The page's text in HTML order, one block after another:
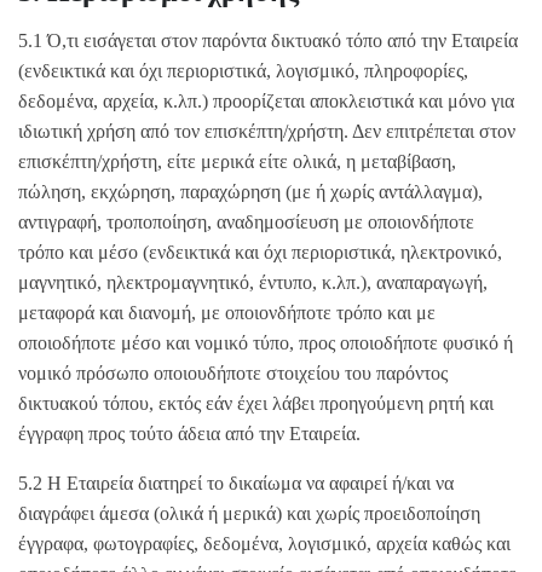
5.1 Ό,τι εισάγεται στον παρόντα δικτυακό τόπο από την Εταιρεία
(ενδεικτικά και όχι περιοριστικά, λογισμικό, πληροφορίες,
δεδομένα, αρχεία, κ.λπ.) προορίζεται αποκλειστικά και μόνο για
ιδιωτική χρήση από τον επισκέπτη/χρήστη. Δεν επιτρέπεται στον
επισκέπτη/χρήστη, είτε μερικά είτε ολικά, η μεταβίβαση,
πώληση, εκχώρηση, παραχώρηση (με ή χωρίς αντάλλαγμα),
αντιγραφή, τροποποίηση, αναδημοσίευση με οποιονδήποτε
τρόπο και μέσο (ενδεικτικά και όχι περιοριστικά, ηλεκτρονικό,
μαγνητικό, ηλεκτρομαγνητικό, έντυπο, κ.λπ.), αναπαραγωγή,
μεταφορά και διανομή, με οποιονδήποτε τρόπο και με
οποιοδήποτε μέσο και νομικό τύπο, προς οποιοδήποτε φυσικό ή
νομικό πρόσωπο οποιουδήποτε στοιχείου του παρόντος
δικτυακού τόπου, εκτός εάν έχει λάβει προηγούμενη ρητή και
έγγραφη προς τούτο άδεια από την Εταιρεία.
5.2 Η Εταιρεία διατηρεί το δικαίωμα να αφαιρεί ή/και να
διαγράφει άμεσα (ολικά ή μερικά) και χωρίς προειδοποίηση
έγγραφα, φωτογραφίες, δεδομένα, λογισμικό, αρχεία καθώς και